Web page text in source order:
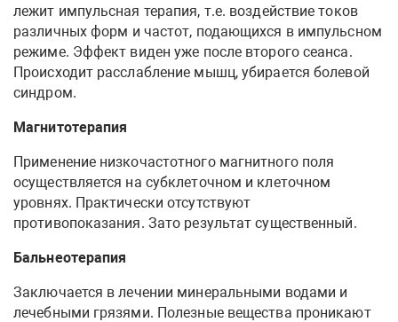
лежит импульсная терапия, т.е. воздействие токов
различных форм и частот, подающихся в импульсном
режиме. Эффект виден уже после второго сеанса.
Происходит расслабление мышц, убирается болевой
синдром.
Магнитотерапия
Применение низкочастотного магнитного поля
осуществляется на субклеточном и клеточном
уровнях. Практически отсутствуют
противопоказания. Зато результат существенный.
Бальнеотерапия
Заключается в лечении минеральными водами и
лечебными грязями. Полезные вещества проникают